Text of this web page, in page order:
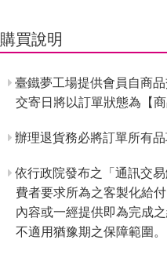
購買說明
臺鐵夢工場提供會員自商
交寄日將以訂單狀態為【商
辦理退貨務必將訂單所有
依行政院發布之「通訊交
費者要求所為之客製化給
內容或一經提供即為完成
不適用猶豫期之保障範圍。